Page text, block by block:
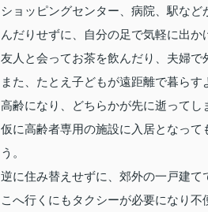
ショッピングセンター、病院、駅な
んだりせずに、自分の足で気軽に出か
友人と会ってお茶を飲んだり、夫婦で
また、たとえ子どもが遠距離で暮ら
高齢になり、どちらかが先に逝ってし
仮に高齢者専用の施設に入居となっ
う。
逆に住み替えせずに、郊外の一戸建
こへ行くにもタクシーが必要になり不